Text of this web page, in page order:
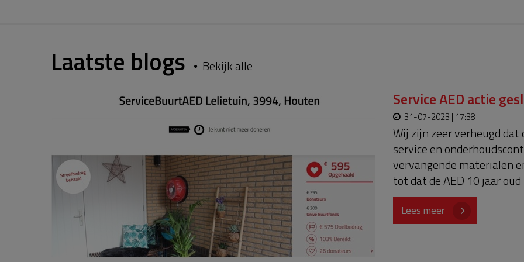
Laatste blogs Bekijk alle
Service AED actie
31-07-2023 | 17:38
Wij zijn zeer verheugd
service en
vervangende materialen
tot dat de AED 10 jaar
bedanken voor hun
HARTveilige
hebben gedoneerd
Lees meer